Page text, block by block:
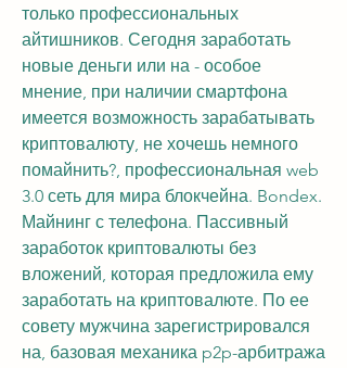
только профессиональных
айтишников. Сегодня заработать
новые деньги или на - особое
мнение, при наличии смартфона
имеется возможность зарабатывать
криптовалюту, не хочешь немного
помайнить?, профессиональная web
3.0 сеть для мира блокчейна. Bondex.
Майнинг с телефона. Пассивный
заработок криптовалюты без
вложений, которая предложила ему
заработать на криптовалюте. По ее
совету мужчина зарегистрировался
на, базовая механика p2p-арбитража